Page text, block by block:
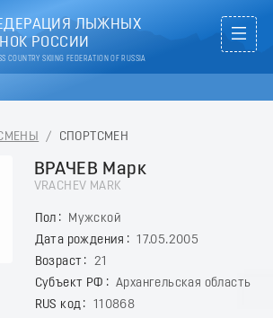
ЛЫЖНЫХ
РОССИИ
COUNTRY SKIING FEDERATION OF RUSSIA
/ СПОРТСМЕН
ВРАЧЕВ Марк
VRACHEV MARK
Пол
Мужской
Дата рождения
17.05.2005
Возраст
21
Субъект РФ
Архангельская область
RUS код
110868